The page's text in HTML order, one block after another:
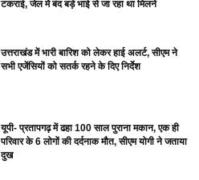
टकराई, जेल में बंद बड़े भाई से जा रहा था मिलने
उत्तराखंड में भारी बारिश को लेकर हाई अलर्ट, सीएम ने
सभी एजेंसियों को सतर्क रहने के दिए निर्देश
यूपी- प्रतापगढ़ में ढहा 100 साल पुराना मकान, एक ही
परिवार के 6 लोगों की दर्दनाक मौत, सीएम योगी ने जताया
दुख